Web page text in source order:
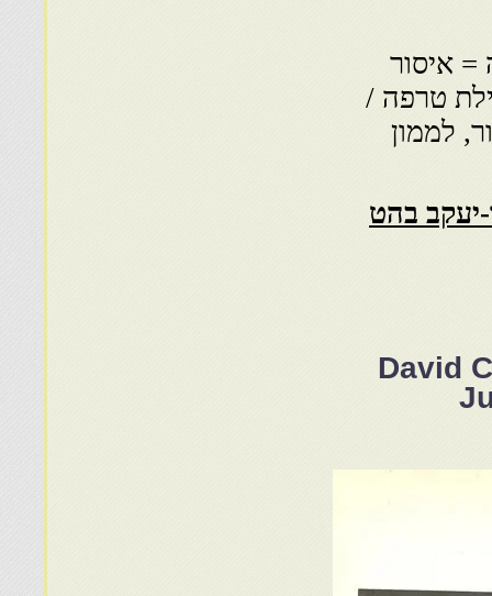
איסור
טרפה /
לממון
יעקב בהט
David